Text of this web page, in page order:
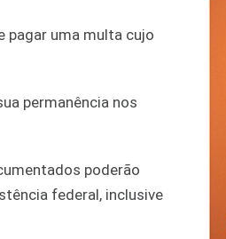
pagar uma multa cujo
permanência nos
poderão
federal, inclusive